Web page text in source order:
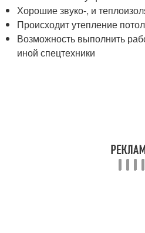
Хорошие звуко-, и
Происходит утепление
Возможность выполнить
иной спецтехники